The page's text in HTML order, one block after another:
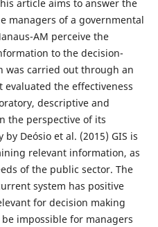
article aims to answer the
managers of a governmental
AM perceive the
to the decision-
was carried out through an
the effectiveness
descriptive and
the perspective of its
Deósio et al. (2015) GIS is
relevant information, as
of the public sector. The
system has positive
for decision making
impossible for managers